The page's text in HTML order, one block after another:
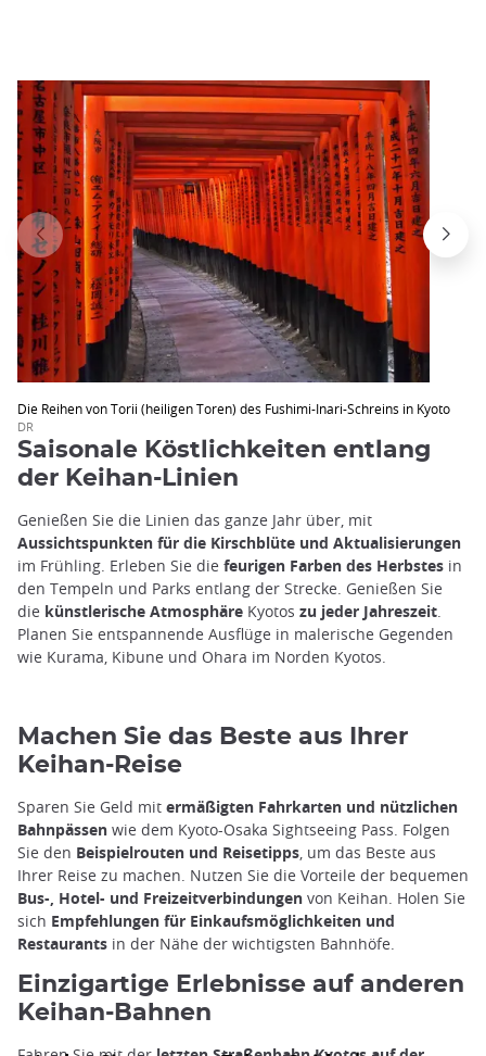
Die Reihen von Torii (heiligen Toren) des Fushimi-Inari-Schreins in Kyoto
DR
Saisonale Köstlichkeiten entlang
der Keihan-Linien
Genießen Sie die Linien das ganze Jahr über, mit
Aussichtspunkten für die Kirschblüte und Aktualisierungen
im Frühling. Erleben Sie die feurigen Farben des Herbstes in
den Tempeln und Parks entlang der Strecke. Genießen Sie
die künstlerische Atmosphäre Kyotos zu jeder Jahreszeit.
Planen Sie entspannende Ausflüge in malerische Gegenden
wie Kurama, Kibune und Ohara im Norden Kyotos.
Machen Sie das Beste aus Ihrer
Keihan-Reise
Sparen Sie Geld mit ermäßigten Fahrkarten und nützlichen
Bahnpässen wie dem Kyoto-Osaka Sightseeing Pass. Folgen
Sie den Beispielrouten und Reisetipps , um das Beste aus
Ihrer Reise zu machen. Nutzen Sie die Vorteile der bequemen
Bus-, Hotel- und Freizeitverbindungen von Keihan. Holen Sie
sich Empfehlungen für Einkaufsmöglichkeiten und
Restaurants in der Nähe der wichtigsten Bahnhöfe.
Einzigartige Erlebnisse auf anderen
Keihan-Bahnen